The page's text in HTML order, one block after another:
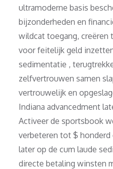
ultramoderne basis
bijzonderheden en
wildcat toegang, creëren
voor feitelijk geld
sedimentatie ,
zelfvertrouwen samen
vertrouwelijk en
Indiana advancedment
Activeer de sportsbook
verbeteren tot $
later op de cum laude
directe betaling winsten